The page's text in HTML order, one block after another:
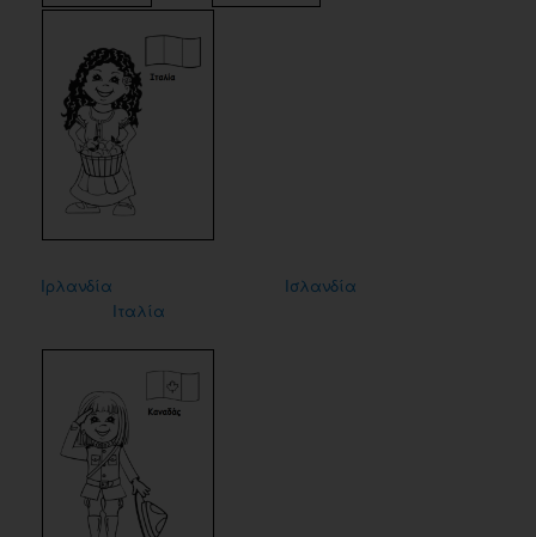
Ιρλανδία
Ισλανδία
Ιταλία